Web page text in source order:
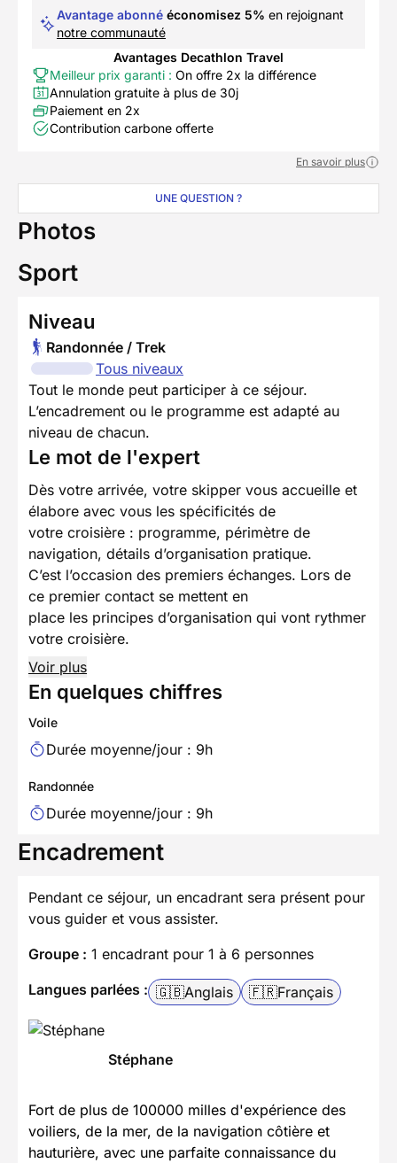
Avantage abonné économisez 5% en rejoignant
notre communauté
Avantages Decathlon Travel
Meilleur prix garanti : On offre 2x la différence
Annulation gratuite à plus de 30j
Paiement en 2x
Contribution carbone offerte
En savoir plus
UNE QUESTION ?
Photos
Sport
Niveau
Randonnée / Trek
Tous niveaux
Tout le monde peut participer à ce séjour.
L’encadrement ou le programme est adapté au
niveau de chacun.
Le mot de l'expert
Dès votre arrivée, votre skipper vous accueille et
élabore avec vous les spécificités de
votre croisière : programme, périmètre de
navigation, détails d’organisation pratique.
C’est l’occasion des premiers échanges. Lors de
ce premier contact se mettent en
place les principes d’organisation qui vont rythmer
votre croisière.
Voir plus
En quelques chiffres
Voile
Durée moyenne/jour : 9h
Randonnée
Durée moyenne/jour : 9h
Encadrement
Pendant ce séjour, un encadrant sera présent pour
vous guider et vous assister.
Groupe : 1 encadrant pour 1 à 6 personnes
Langues parlées : 🇬🇧Anglais 🇫🇷Français
Stéphane
Fort de plus de 100000 milles d'expérience des
voiliers, de la mer, de la navigation côtière et
hauturière, avec une parfaite connaissance du